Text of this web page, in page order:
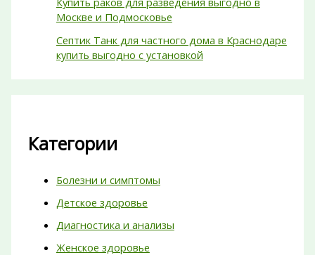
Москве и Подмосковье
Септик Танк для частного дома в Краснодаре
купить выгодно с установкой
Категории
Болезни и симптомы
Детское здоровье
Диагностика и анализы
Женское здоровье